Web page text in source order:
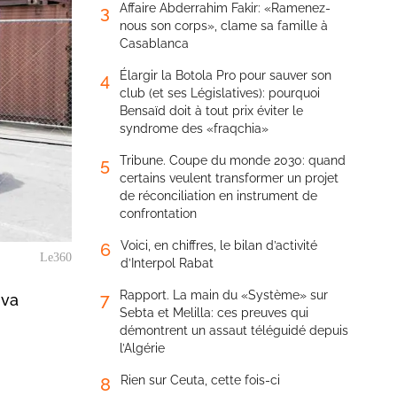
Le360
3
Affaire Abderrahim Fakir: «Ramenez-
nous son corps», clame sa famille à
Casablanca
4
Élargir la Botola Pro pour sauver son
club (et ses Législatives): pourquoi
Bensaïd doit à tout prix éviter le
syndrome des «fraqchia»
5
Tribune. Coupe du monde 2030: quand
certains veulent transformer un projet
de réconciliation en instrument de
confrontation
6
Voici, en chiffres, le bilan d’activité
d’Interpol Rabat
7
Rapport. La main du «Système» sur
Sebta et Melilla: ces preuves qui
démontrent un assaut téléguidé depuis
l’Algérie
8 Rien sur Ceuta, cette fois-ci